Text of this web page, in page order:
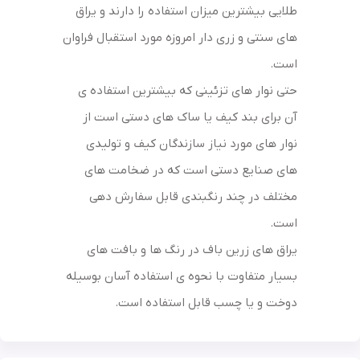
طلایی بیشترین میزان استفاده را دارند و یراق
های سنتی و زری دار امروزه مورد استقبال فراوان
است.
حتی نوار های تزئینی که بیشترین استفاده ی
آن برای بند کیف یا ساک های دستی است از
نوار های مورد نیاز سازندگان کیف و تولیدی
های صنایع دستی است که در ضخامت های
مختلف در چند رنگبندی قابل سفارش دهی
است.
یراق های زرین باف در رنگ ها و بافت های
بسیار متفاوت با نحوه ی استفاده آسان بوسیله
دوخت و یا چسب قابل استفاده است.